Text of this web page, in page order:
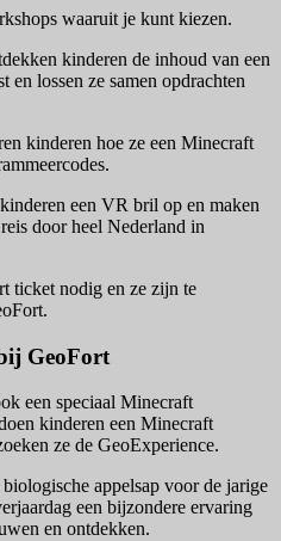
waaruit je kunt kiezen.
kinderen de inhoud van een
lossen ze samen opdrachten
kinderen hoe ze een Minecraft
een VR bril op en maken
door heel Nederland in
ticket nodig en ze zijn te
GeoFort
een speciaal Minecraft
kinderen een Minecraft
ze de GeoExperience.
appelsap voor de jarige
een bijzondere ervaring
en ontdekken.